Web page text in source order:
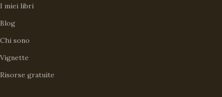
I miei libri
Blog
Chi sono
Vignette
Risorse gratuite